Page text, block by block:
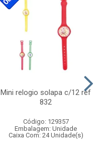
Mini relogio solapa c/12 ref
832
Código: 129357
Embalagem: Unidade
Caixa Com: 24 Unidade(s)